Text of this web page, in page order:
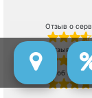
Отзыв о
Отзыв о
Отзыв об